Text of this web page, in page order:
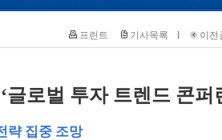
프린트 기사목록 l 이전
글로벌 투자 트렌드 콘퍼
략 집중 조망